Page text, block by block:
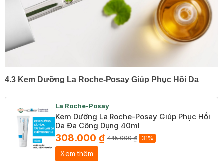
4.3 Kem Dưỡng La Roche-Posay Giúp Phục Hồi Da
La Roche-Posay
Kem Dưỡng La Roche-Posay Giúp Phục Hồi
Da Đa Công Dụng 40ml
308.000 ₫ 445.000 ₫ 31%
Xem thêm